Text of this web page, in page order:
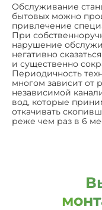
Обслуживание
бытовых можно
привлечение
При
нарушение
негативно
и существенно
Периодичность
многом зависит от
независимой
вод, которые
откачивать
реже чем раз в 6